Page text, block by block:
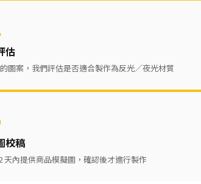
估
圖案，我們評估是否適合製作為反光／夜光材質
校稿
天內提供商品模擬圖，確認後才進行製作